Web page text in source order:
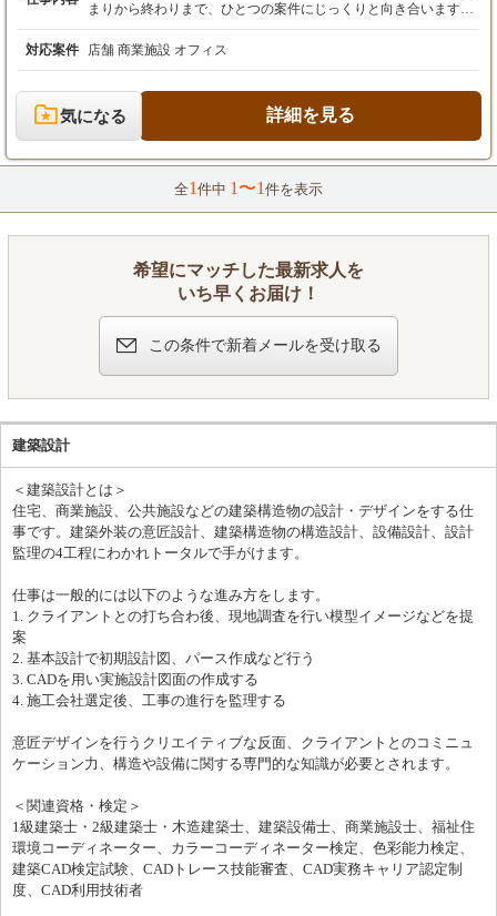
実力により随時昇給有り
3ヶ月間の試用期間有り
賞与 年２回 (業績による)
まりから終わりまで、ひとつの案件にじっくりと向き合います。
それぞれの案件でチーム編成や関わり方は異なりますが、以下の
ような流れで進むことが多いです。 １ ヒアリング・リサーチ
・クライアントとの打ち合わせ ・課題や想いを深掘りし、背
景や価値観まで共有 ・トレンドや周辺環境のリサーチ（業態・
地域・カルチャーなど） ２ 企画・コンセプト立案 ・コンセ
プトワーク／キーワードの抽出 ・空間の世界観や体験設計を構
計業務 ・プランニング・レイアウト案作成 ・平面・展開
図・パースの作成（Vectorworks, SketchUp, Twinmotion など） ・
素材・仕上げ・家具・照明などの選定 ・図面の作成、設計監理
クやグラフィックの提案も ５ 引渡し・運用サポート ・竣工
引渡し確認・是正チェック ・撮影やプレスリリースのサポート
Up（簡易モデリング・スタディ） ・Adobe Photoshop / Illustrator
（資料制作） ・Twinmotion（リアルタイムビジュアライゼーシ
ください。 「働き方のスタイル」 ・担当案件の進行に応じて
ることを重視しており、バランスを大切にしています ・デザイ
ンの検討時は対話を通じて進めることが多く、メンバー同士のレ
ビューや相談も日常的です。 「この仕事の醍醐味」 SUPER-STA
NDARDの仕事は、単に「空間をつくる」ことにとどまりませ
ん。 ブランドの本質や、人の営み、文化の種のようなものをすく
目に見えない想いや価値観を、実際の空間として立ち上げる瞬間
・クライアントの言葉にならない感覚を汲み取り、可視化できた
とき ・訪れる人の動きや感情の変化までデザインに込められたと
き この仕事のやりがいのひとつは、空間が完成して終わりではな
く、その後の反応や影響まで見届けられることです。 例えば、提
案した空間が永く人や街に愛され、結果として売上に繋がり、ク
ライアントから次の計画を相談される。 そんな瞬間に立ち会える
た、プロジェクトごとにジャンルやスケールが異なり、常に新し
い問いと向き合う日々。 「正解のないデザイン」に悩みながら
方を深めていけることも、この仕事の醍醐味のひとつです。 最後
に 業務の内容について少し細かくお伝えしましたが、 SUPER-ST
ANDARDでの仕事は「これだけが仕事」という決まった枠の中
にはありません。 むしろ、個人の好奇心や視点によって、仕事の
あり方そのものが広がっていくことを歓迎しています。 建築・空
対応案件 店舗 商業施設 オフィス
気になる 詳細を見る
全1 件中 1〜1 件を表示
希望にマッチした最新求人を
いち早くお届け！
この条件で新着メールを受け取る
建築設計
＜建築設計とは＞
住宅、商業施設、公共施設などの建築構造物の設計・デザインをする仕
事です。建築外装の意匠設計、建築構造物の構造設計、設備設計、設計
監理の4工程にわかれトータルで手がけます。
仕事は一般的には以下のような進み方をします。
1. クライアントとの打ち合わ後、現地調査を行い模型イメージなどを提
案
2. 基本設計で初期設計図、パース作成など行う
3. CADを用い実施設計図面の作成する
4. 施工会社選定後、工事の進行を監理する
意匠デザインを行うクリエイティブな反面、クライアントとのコミニュ
ケーション力、構造や設備に関する専門的な知識が必要とされます。
＜関連資格・検定＞
1級建築士・2級建築士・木造建築士、建築設備士、商業施設士、福祉住
環境コーディネーター、カラーコーディネーター検定、色彩能力検定、
建築CAD検定試験、CADトレース技能審査、CAD実務キャリア認定制
度、CAD利用技術者